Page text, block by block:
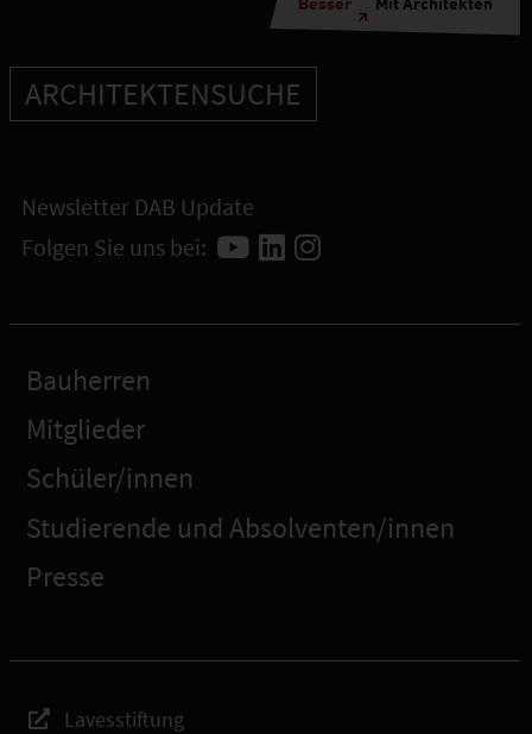
ARCHITEKTENSUCHE
Newsletter DAB Update
Folgen Sie uns bei:
Bauherren
Mitglieder
Schüler/innen
Studierende und Absolventen/innen
Presse
Lavesstiftung